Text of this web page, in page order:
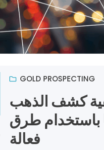
GOLD PROSPECTING
كشف الذهب
باستخدام طرق
فعالة